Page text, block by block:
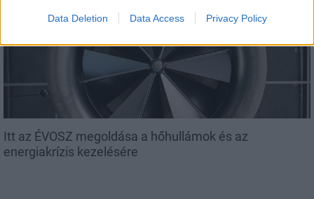
Data Deletion Data Access Privacy Policy
Itt az ÉVOSZ megoldása a hőhullámok és az
energiakrízis kezelésére